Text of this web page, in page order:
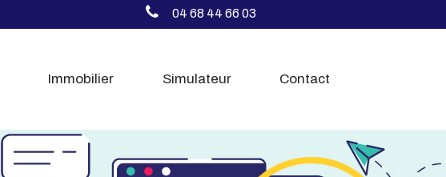
04 68 44 66 03
Immobilier Simulateur Contact